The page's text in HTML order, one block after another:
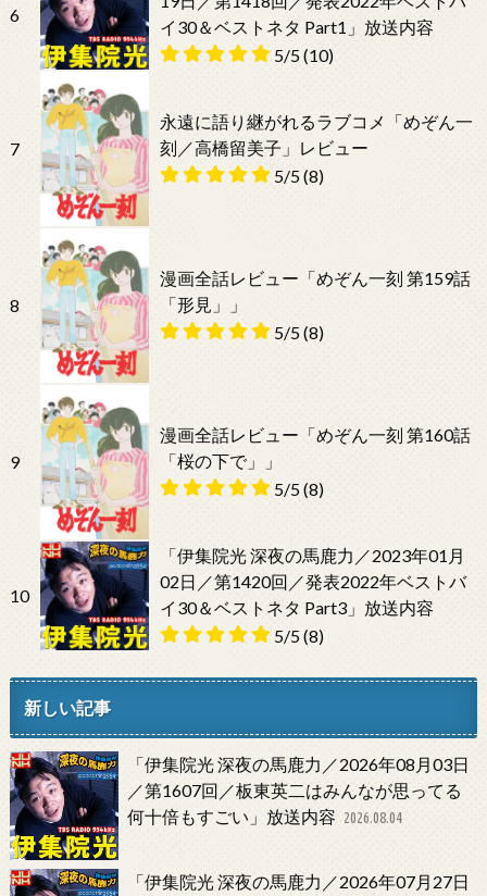
6
イ30＆ベストネタ Part1」放送内容
5/5(10)
7
永遠に語り継がれるラブコメ「めぞん一
刻／高橋留美子」レビュー
5/5(8)
8
漫画全話レビュー「めぞん一刻 第159話
「形見」」
5/5(8)
9
漫画全話レビュー「めぞん一刻 第160話
「桜の下で」」
5/5(8)
10
「伊集院光 深夜の馬鹿力／2023年01月
02日／第1420回／発表2022年ベストバ
イ30＆ベストネタ Part3」放送内容
5/5(8)
新しい記事
「伊集院光 深夜の馬鹿力／2026年08月03日
／第1607回／板東英二はみんなが思ってる
何十倍もすごい」放送内容 2026.08.04
「伊集院光 深夜の馬鹿力／2026年07月27日